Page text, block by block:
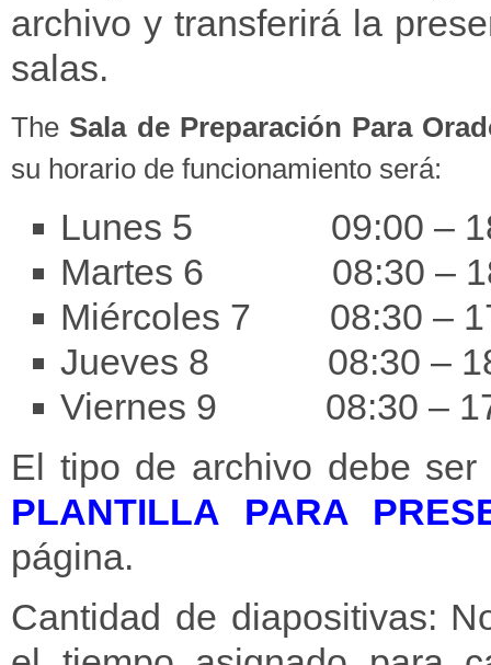
archivo y transferirá la
salas.
The Sala de Preparación Para
su horario de funcionamiento será:
Lunes 5 09:00 –
Martes 6 08:30 –
Miércoles 7 08:30 –
Jueves 8 08:30 –
Viernes 9 08:30 –
El tipo de archivo debe
PLANTILLA PARA
página.
Cantidad de diapositivas: